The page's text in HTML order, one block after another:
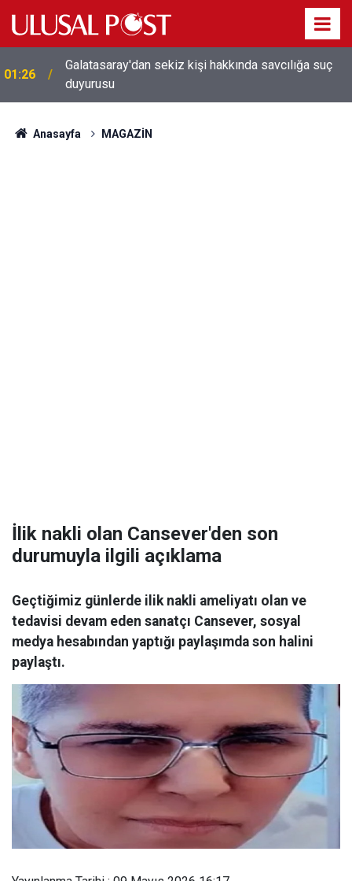
01:26
Galatasaray'dan sekiz kişi hakkında savcılığa suç
duyurusu
Anasayfa MAGAZİN
İlik nakli olan Cansever'den son
durumuyla ilgili açıklama
Geçtiğimiz günlerde ilik nakli ameliyatı olan ve
tedavisi devam eden sanatçı Cansever, sosyal
medya hesabından yaptığı paylaşımda son halini
paylaştı.